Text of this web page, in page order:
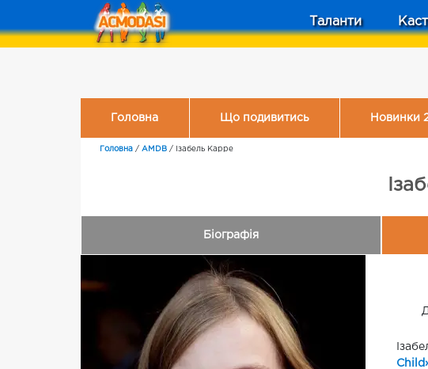
Таланти
Головна Що подивитись Новинки
Головна / AMDB / Ізабель Карре
Біографія